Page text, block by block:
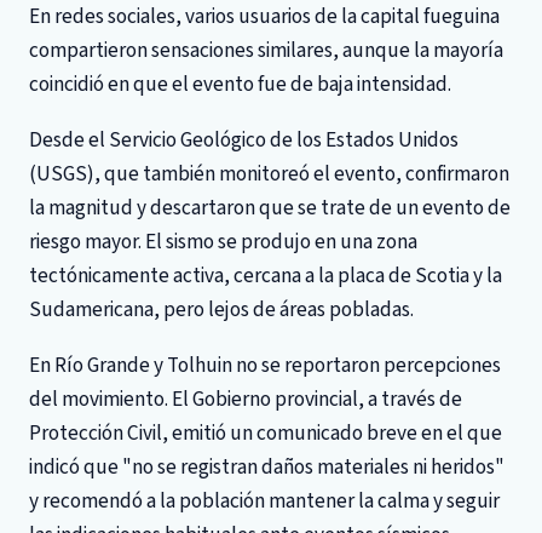
En redes sociales, varios usuarios de la capital fueguina
compartieron sensaciones similares, aunque la mayoría
coincidió en que el evento fue de baja intensidad.
Desde el Servicio Geológico de los Estados Unidos
(USGS), que también monitoreó el evento, confirmaron
la magnitud y descartaron que se trate de un evento de
riesgo mayor. El sismo se produjo en una zona
tectónicamente activa, cercana a la placa de Scotia y la
Sudamericana, pero lejos de áreas pobladas.
En Río Grande y Tolhuin no se reportaron percepciones
del movimiento. El Gobierno provincial, a través de
Protección Civil, emitió un comunicado breve en el que
indicó que "no se registran daños materiales ni heridos"
y recomendó a la población mantener la calma y seguir